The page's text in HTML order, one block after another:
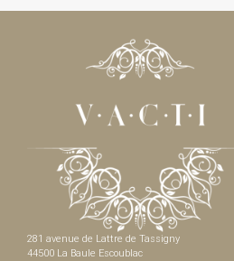
281 avenue de Lattre de Tassigny
44500 La Baule Escoublac